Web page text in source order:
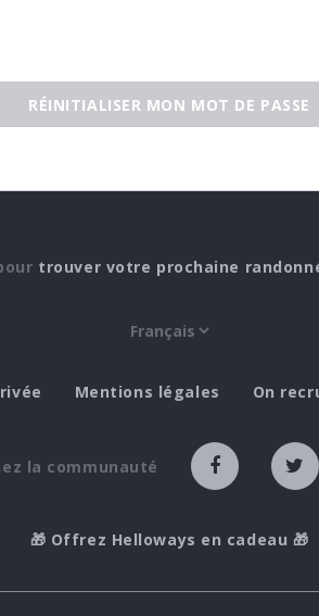
RÉINITIALISER MON MOT DE PASSE
trouver votre prochaine
Mentions légales On
la communauté
🎁 Offrez Helloways en cadeau 🎁